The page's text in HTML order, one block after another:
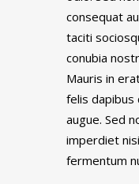
consequat
taciti
conubia
Mauris in
felis dapibus
augue. Sed
imperdiet
fermentum